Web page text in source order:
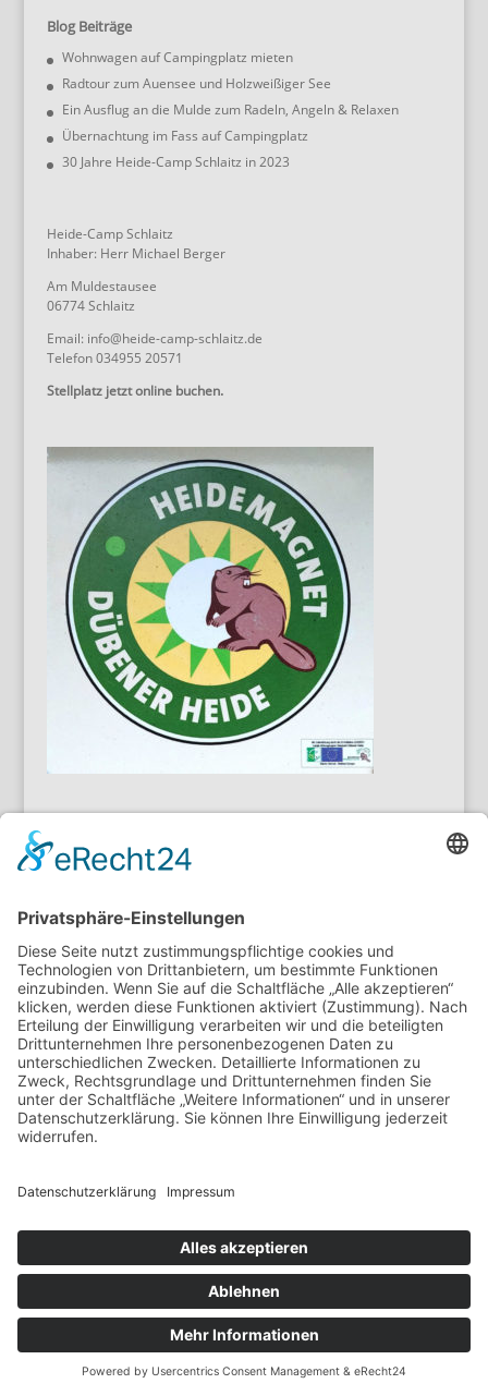
Blog Beiträge
Wohnwagen auf Campingplatz mieten
Radtour zum Auensee und Holzweißiger See
Ein Ausflug an die Mulde zum Radeln, Angeln & Relaxen
Übernachtung im Fass auf Campingplatz
30 Jahre Heide-Camp Schlaitz in 2023
Heide-Camp Schlaitz
Inhaber: Herr Michael Berger
Am Muldestausee
06774 Schlaitz
Email: info@heide-camp-schlaitz.de
Telefon 034955 20571
Stellplatz jetzt online buchen.
Impressum Datenschutz
Buchungsbedingungen
Zahlungsarten
© Heide-Camp Schlaitz ≡Webdesign & SEO
schneider.media